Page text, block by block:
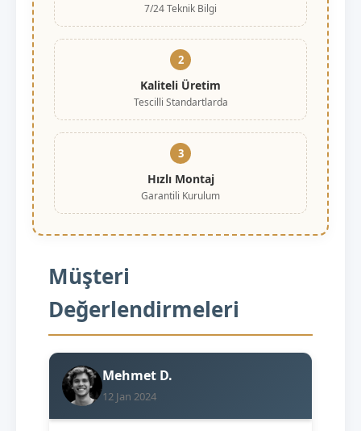
7/24 Teknik Bilgi
2
Kaliteli Üretim
Tescilli Standartlarda
3
Hızlı Montaj
Garantili Kurulum
Müşteri
Değerlendirmeleri
Mehmet D.
12 Jan 2024